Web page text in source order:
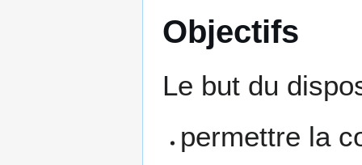
Objectifs
Le but du
permettre la